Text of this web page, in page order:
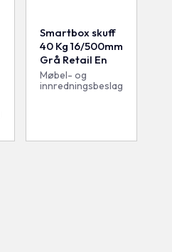
Smartbox skuff
40 Kg 16/500mm
Grå Retail En
Møbel- og
innredningsbeslag